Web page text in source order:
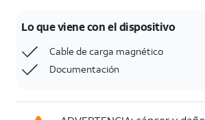
Lo que viene con el dispositivo
Cable de carga magnético
Documentación